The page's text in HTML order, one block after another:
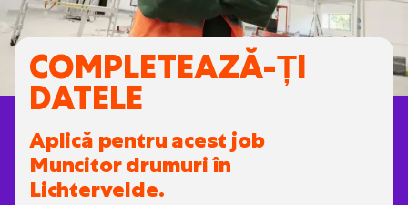
COMPLETEAZĂ-ȚI
DATELE
Aplică pentru acest job
Muncitor drumuri în
Lichtervelde.